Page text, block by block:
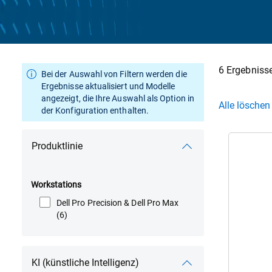
Bei der Auswahl von Filtern werden die
Ergebnisse aktualisiert und Modelle
angezeigt, die Ihre Auswahl als Option in
der Konfiguration enthalten.
Produktlinie
Workstations
Dell Pro Precision & Dell Pro Max
(6)
KI (künstliche Intelligenz)
6
Alle löschen